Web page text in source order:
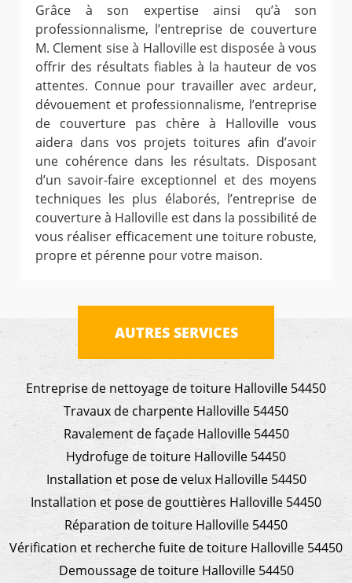
Grâce à son expertise ainsi qu’à son
professionnalisme, l’entreprise de couverture
M. Clement sise à Halloville est disposée à vous
offrir des résultats fiables à la hauteur de vos
attentes. Connue pour travailler avec ardeur,
dévouement et professionnalisme, l’entreprise
de couverture pas chère à Halloville vous
aidera dans vos projets toitures afin d’avoir
une cohérence dans les résultats. Disposant
d’un savoir-faire exceptionnel et des moyens
techniques les plus élaborés, l’entreprise de
couverture à Halloville est dans la possibilité de
vous réaliser efficacement une toiture robuste,
propre et pérenne pour votre maison.
AUTRES SERVICES
Entreprise de nettoyage de toiture Halloville 54450
Travaux de charpente Halloville 54450
Ravalement de façade Halloville 54450
Hydrofuge de toiture Halloville 54450
Installation et pose de velux Halloville 54450
Installation et pose de gouttières Halloville 54450
Réparation de toiture Halloville 54450
Vérification et recherche fuite de toiture Halloville 54450
Demoussage de toiture Halloville 54450